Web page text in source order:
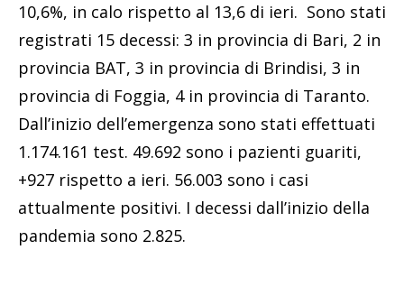
10,6%, in calo rispetto al 13,6 di ieri. Sono stati
registrati 15 decessi: 3 in provincia di Bari, 2 in
provincia BAT, 3 in provincia di Brindisi, 3 in
provincia di Foggia, 4 in provincia di Taranto.
Dall’inizio dell’emergenza sono stati effettuati
1.174.161 test. 49.692 sono i pazienti guariti,
+927 rispetto a ieri. 56.003 sono i casi
attualmente positivi. I decessi dall’inizio della
pandemia sono 2.825.